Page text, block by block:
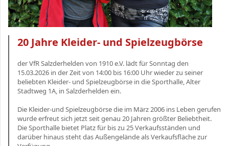
20 Jahre Kleider- und Spielzeugbörse
der VfR Salzderhelden von 1910 e.V. lädt für Sonntag den
15.03.2026 in der Zeit von 14:00 bis 16:00 Uhr wieder zu seiner
beliebten Kleider- und Spielzeugbörse in die Sporthalle, Alter
Stadtweg 1A, in Salzderhelden ein.
Die Kleider-und Spielzeugbörse die im März 2006 ins Leben gerufen
wurde erfreut sich jetzt seit genau 20 Jahren größter Beliebtheit.
Die Sporthalle bietet Platz für bis zu 25 Verkaufsständen und
darüber hinaus steht das Außengelände als Verkaufsfläche zur